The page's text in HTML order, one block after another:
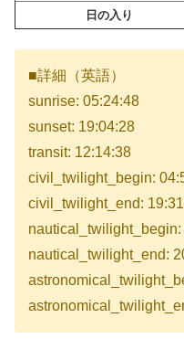
日の入り
■詳細（英語）
sunrise: 05:24:48
sunset: 19:04:28
transit: 12:14:38
civil_twilight_begin:
civil_twilight_end:
nautical_twilight_begin:
nautical_twilight_end: